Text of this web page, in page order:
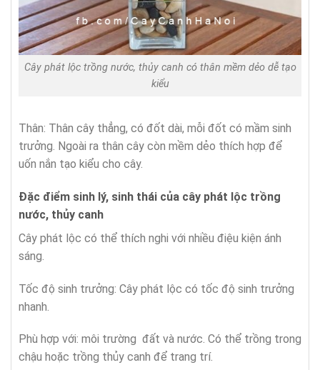
Cây phát lộc trồng nước, thủy canh có thân mềm dẻo dễ tạo
kiểu
Thân: Thân cây thẳng, có đốt dài, mỗi đốt có mầm sinh
trưởng. Ngoài ra thân cây còn mềm dẻo thích hợp để
uốn nắn tạo kiểu cho cây.
Đặc điểm sinh lý, sinh thái của cây phát lộc trồng
nước, thủy canh
Cây phát lộc có thể thích nghi với nhiều điệu kiện ánh
sáng.
Tốc độ sinh trưởng: Cây phát lộc có tốc độ sinh trưởng
nhanh.
Phù hợp với: môi trường đất và nước. Có thể trồng trong
chậu hoặc trồng thủy canh để trang trí.